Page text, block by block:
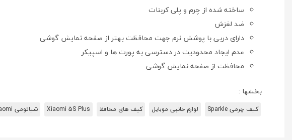
ساخته شده از چرم و پلی کربنات
ضد لغزش
دارای دربی با پوشش نرم جهت محافظت بهتر از صفحه نمایش گوشی
عدم ایجاد محدودیت در دسترسی به پورت ها و اسپیکر
محافظت از صفحه نمایش گوشی
بخشها :
کیف چرمی Sparkle لوازم جانبی موبایل کیف های محافظ Xiaomi 5S Plus شیائومی Xiaomi